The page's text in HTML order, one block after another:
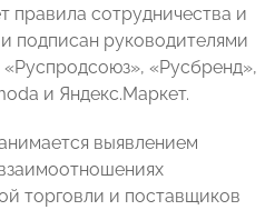
правила сотрудничества и
подписан руководителями
«Русбренд»,
и Яндекс.Маркет.
выявлением
торговли и поставщиков